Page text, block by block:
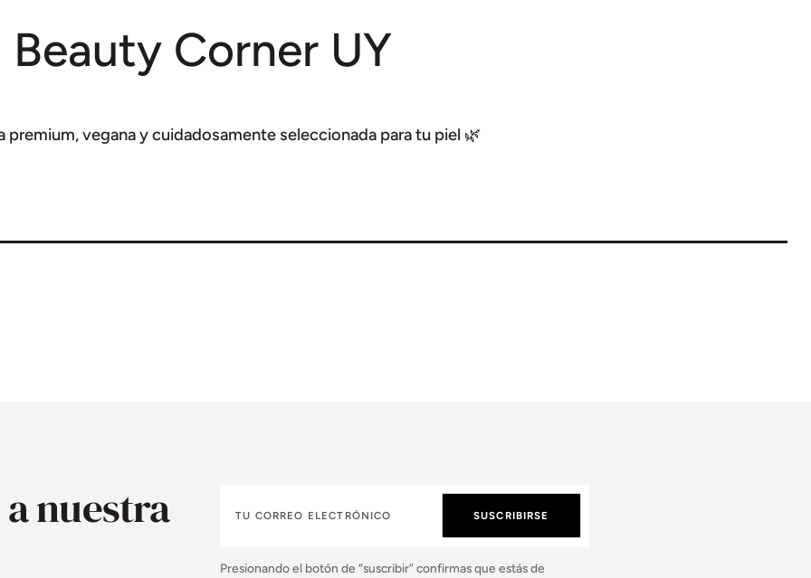
Beauty Corner UY
premium, vegana y cuidadosamente seleccionada para tu piel 🌿
nuestra
SUSCRIBIRSE
Presionando el botón de “suscribir” confirmas que estás de